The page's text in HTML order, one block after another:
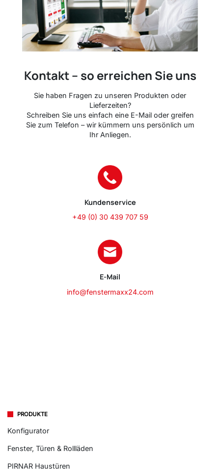
Kontakt – so erreichen Sie uns
Sie haben Fragen zu unseren Produkten oder
Lieferzeiten?
Schreiben Sie uns einfach eine E-Mail oder greifen
Sie zum Telefon – wir kümmern uns persönlich um
Ihr Anliegen.
Kundenservice
+49 (0) 30 439 707 59
E-Mail
info@fenstermaxx24.com
PRODUKTE
Konfigurator
Fenster, Türen & Rollläden
PIRNAR Haustüren